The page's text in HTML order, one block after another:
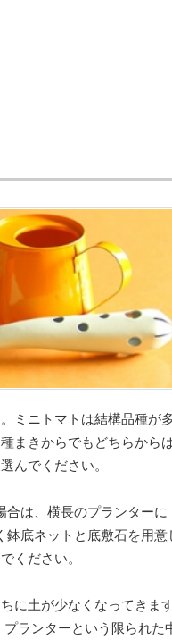
ミニトマトは結構品種が
まきからでもどちらから
んでください。
は、横長のプランターに
鉢底ネットと底敷石を用意
ください。
に土が少なくなってきま
ランターという限られた